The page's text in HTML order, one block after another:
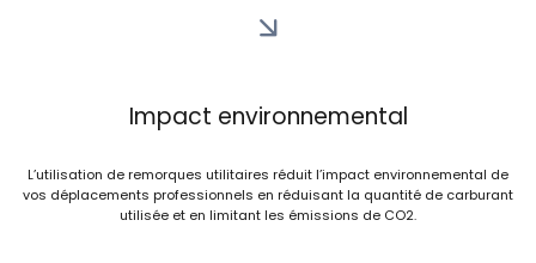
Impact environnemental
L’utilisation de remorques utilitaires réduit l’impact environnemental de
vos déplacements professionnels en réduisant la quantité de carburant
utilisée et en limitant les émissions de CO2.